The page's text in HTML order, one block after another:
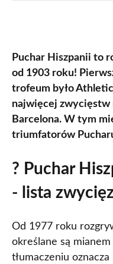
Puchar Hiszpanii to
od 1903 roku!
trofeum było
najwięcej zwycięstw
Barcelona. W tym
triumfatorów
? Puchar
- lista
Od 1977 roku
określane są mianem
tłumaczeniu